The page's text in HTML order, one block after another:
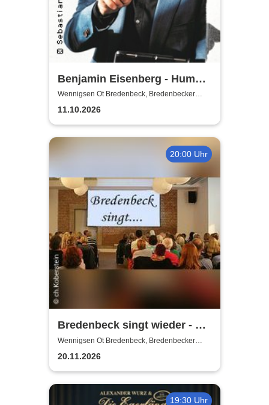
Benjamin Eisenberg - Humor-
Offensive
Wennigsen Ot Bredenbeck, Bredenbecker
Scheune
11.10.2026
20:00 Uhr
Bredenbeck singt wieder - mit
Joachim Buthe
Wennigsen Ot Bredenbeck, Bredenbecker
Scheune
20.11.2026
19:30 Uhr